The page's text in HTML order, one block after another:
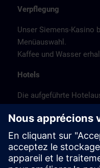
Verpflegung
Unser Siemens-Kasino
Menüauswahl.
Kaffee und Wasser
Hotels
Die aufgeführte
der günstigen
Veranstaltungsort.
Es handelt sich hierbei
Vertragshotels, daher